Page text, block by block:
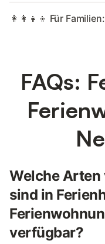
👩‍👩‍👧‍👦 Für Familien:
FAQs:
Welche
sind in
verfügbar?